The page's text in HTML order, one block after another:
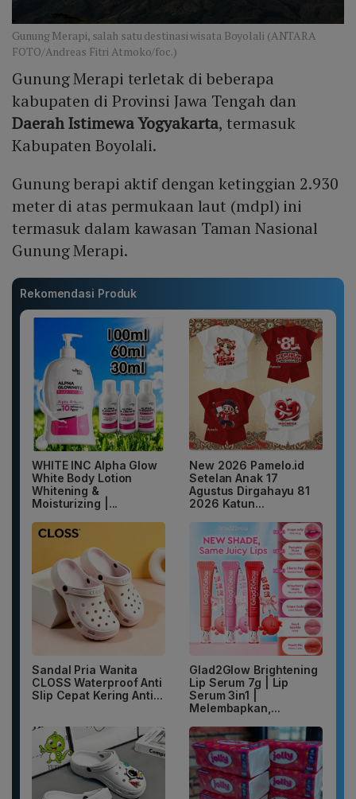
Gunung Merapi, salah satu destinasi wisata Boyolali (ANTARA
FOTO/Andreas Fitri Atmoko/foc.)
Gunung Merapi terletak di beberapa
kabupaten di Provinsi Jawa Tengah dan
Daerah Istimewa Yogyakarta, termasuk
Kabupaten Boyolali.
Gunung berapi aktif dengan ketinggian 2.930
meter di atas permukaan laut (mdpl) ini
termasuk dalam kawasan Taman Nasional
Gunung Merapi.
Rekomendasi Produk
WHITE INC Alpha Glow
White Body Lotion
Whitening &
Moisturizing |...
New 2026 Pamelo.id
Setelan Anak 17
Agustus Dirgahayu 81
2026 Katun...
Sandal Pria Wanita
CLOSS Waterproof Anti
Slip Cepat Kering Anti...
Glad2Glow Brightening
Lip Serum 7g | Lip
Serum 3in1 |
Melembapkan,...